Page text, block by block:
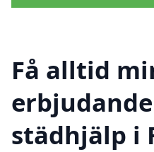
Få alltid
städhjälp i